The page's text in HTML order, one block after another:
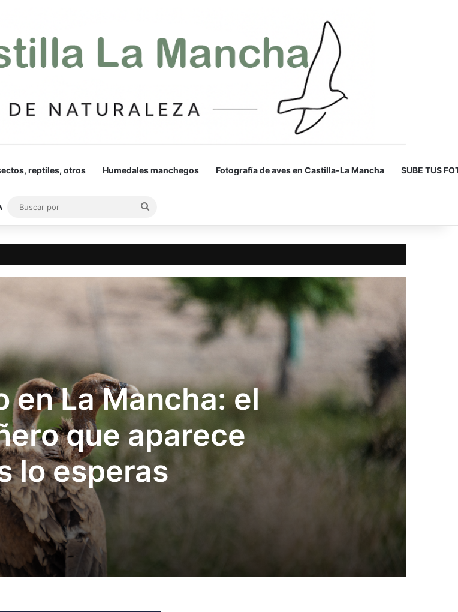
reptiles, otros Humedales manchegos Fotografía de aves en Castilla-La Mancha SUBE TUS
RSS
por
en La Mancha: el
que aparece
lo esperas